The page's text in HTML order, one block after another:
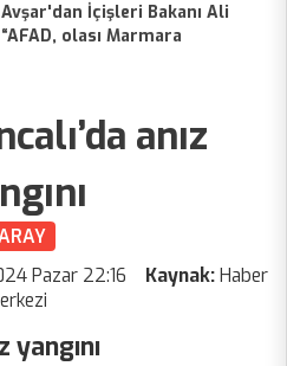
İçişleri Bakanı Ali
olası Marmara
anız
Pazar 22:16 Kaynak: Haber
yangını